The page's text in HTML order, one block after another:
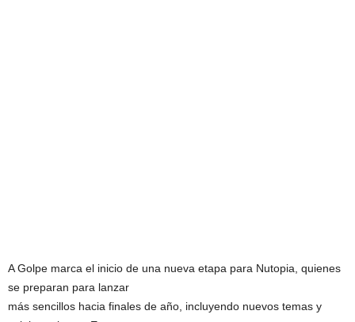
A Golpe marca el inicio de una nueva etapa para Nutopia, quienes
se preparan para lanzar
más sencillos hacia finales de año, incluyendo nuevos temas y